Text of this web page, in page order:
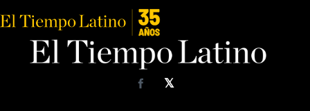
𝕏
Facebook